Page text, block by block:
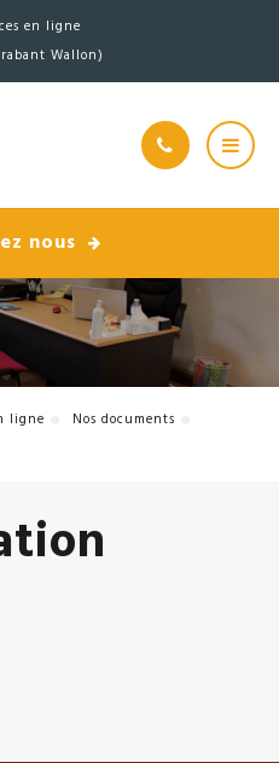
en ligne
Wallon)
nous
ligne
Nos documents